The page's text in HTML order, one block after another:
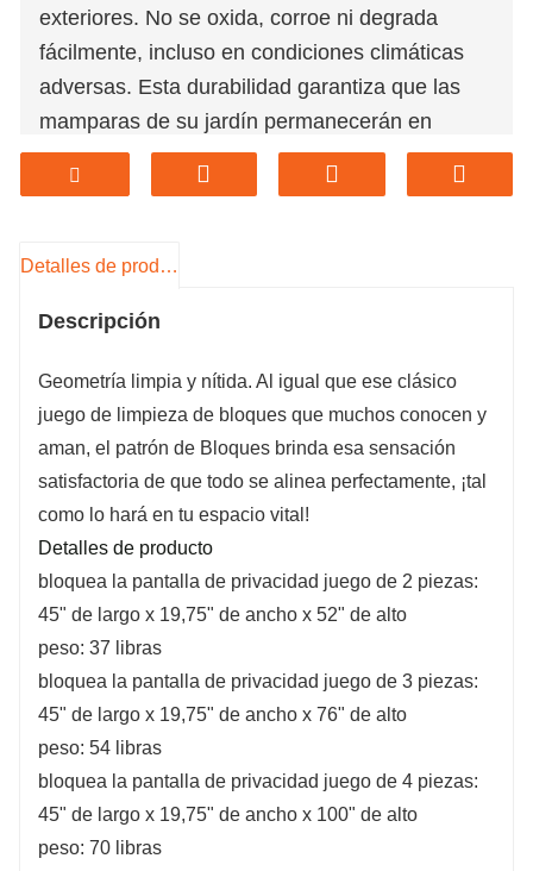
exteriores. No se oxida, corroe ni degrada
fácilmente, incluso en condiciones climáticas
adversas. Esta durabilidad garantiza que las
mamparas de su jardín permanecerán en
buenas condiciones durante un período
prolongado.
particularmente ventajoso para proyectos de
pesados ​​como el acero. La naturaleza liviana
del aluminio también lo hace más adaptable a
diversas opciones de diseño.
3. Bajo mantenimiento: las mamparas de jardín
de aluminio requieren poco mantenimiento y
requieren un cuidado mínimo para mantener su
buen aspecto. A diferencia de otros materiales,
el aluminio no necesita pintura ni sellado para
mantener su integridad. Una limpieza regular
con agua y jabón suave suele ser suficiente
para mantenerlos en óptimas condiciones.
Detalles de producto
Descripción
Geometría limpia y nítida. Al igual que ese clásico
juego de limpieza de bloques que muchos conocen y
aman, el patrón de Bloques brinda esa sensación
satisfactoria de que todo se alinea perfectamente, ¡tal
como lo hará en tu espacio vital!
Detalles de producto
bloquea la pantalla de privacidad juego de 2 piezas:
45" de largo x 19,75" de ancho x 52" de alto
peso: 37 libras
bloquea la pantalla de privacidad juego de 3 piezas:
45" de largo x 19,75" de ancho x 76" de alto
peso: 54 libras
bloquea la pantalla de privacidad juego de 4 piezas:
45" de largo x 19,75" de ancho x 100" de alto
peso: 70 libras